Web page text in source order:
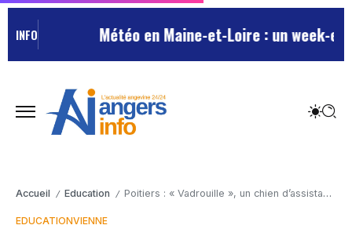
INFO Météo en Maine-et-Loire : un week-
Accueil / Education / Poitiers : « Vadrouille », un chien d’assistance pour apaiser les lycéens pendant le baccalauréat
EDUCATIONVIENNE